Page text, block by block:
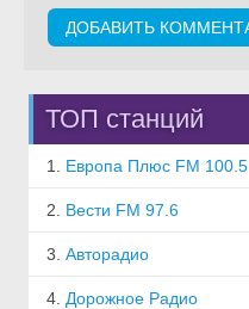
ТОП станций
1. Европа Плюс FM 100.5
2. Вести FM 97.6
3.Авторадио
4. Дорожное Радио